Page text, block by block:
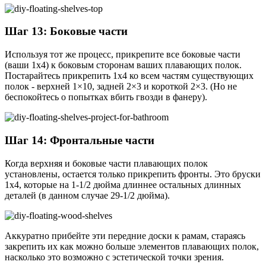
Шаг 13: Боковые части
Используя тот же процесс, прикрепите все боковые части
(ваши 1x4) к боковым сторонам ваших плавающих полок.
Постарайтесь прикрепить 1x4 ко всем частям существующих
полок - верхней 1×10, задней 2×3 и короткой 2×3. (Но не
беспокойтесь о попытках вбить гвозди в фанеру).
Шаг 14: Фронтальные части
Когда верхняя и боковые части плавающих полок
установлены, остается только прикрепить фронты. Это бруски
1x4, которые на 1-1/2 дюйма длиннее остальных длинных
деталей (в данном случае 29-1/2 дюйма).
Аккуратно прибейте эти передние доски к рамам, стараясь
закрепить их как можно больше элементов плавающих полок,
насколько это возможно с эстетической точки зрения.